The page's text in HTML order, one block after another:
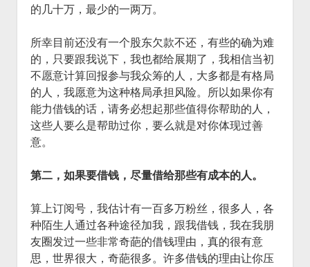
的几十万，最少的一两万。
所幸目前还没有一个股东欠款不还，有些的确为难
的，只要跟我说下，我也都给展期了，我相信当初
不愿意计算回报参与我众筹的人，大多都是有格局
的人，我愿意为这种格局承担风险。所以如果你有
能力借钱的话，请务必想起那些值得你帮助的人，
这些人要么是帮助过你，要么就是对你体现过善
意。
第二，如果要借钱，尽量借给那些有成本的人。
算上订阅号，我估计有一百多万粉丝，很多人，各
种陌生人通过各种途径加我，跟我借钱，我在我朋
友圈发过一些非常奇葩的借钱理由，真的很有意
思，世界很大，奇葩很多。许多借钱的理由让你压